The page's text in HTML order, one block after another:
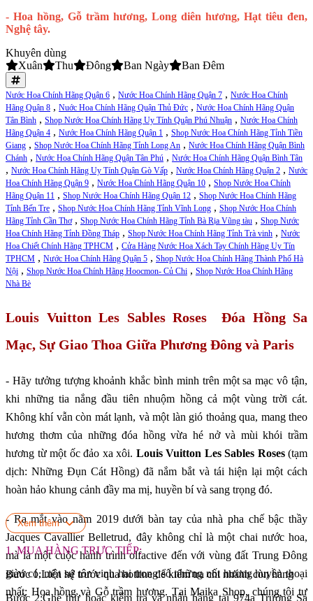
- Hoa hồng, Gỗ trầm hương, Long diên hương, Hạt tiêu đen,
Nghệ tây.
Khuyên dùng
Xuân
Thu Đông Ban Ngày Ban Đêm
Nước Hoa Chính Hãng Quận 6 , Nước Hoa Chính Hãng Quận 7 , Nước Hoa Chính
Hãng Quận 8 , Nuớc Hoa Chính Hãng Quận Thủ Đức , Nước Hoa Chính Hãng Quận
Tân Bình , Shop Nước Hoa Chính Hãng Uy Tính Quận Phú Nhuận , Nước Hoa Chính
Hãng Quận 4 , Nước Hoa Chính Hãng Quận 1 , Shop Nước Hoa Chính Hãng Tỉnh Tiền
Giang , Shop Nước Hoa Chính Hãng Tỉnh Long An , Nước Hoa Chính Hãng Quận Bình
Chánh , Nước Hoa Chính Hãng Quận Tân Phú , Nước Hoa Chính Hãng Quận Bình Tân
, Nước Hoa Chính Hãng Uy Tính Quận Gò Vấp , Nước Hoa Chính Hãng Quận 2 , Nước
Hoa Chính Hãng Quận 9 , Nước Hoa Chính Hãng Quận 10 , Shop Nước Hoa Chính
Hãng Quận 11 , Shop Nước Hoa Chính Hãng Quận 12 , Shop Nước Hoa Chính Hãng
Tỉnh Bến Tre , Shop Nước Hoa Chính Hãng Tỉnh Vĩnh Long , Shop Nước Hoa Chính
Hãng Tỉnh Cần Thơ , Shop Nước Hoa Chính Hãng Tỉnh Bà Rịa Vũng tàu , Shop Nước
Hoa Chính Hãng Tỉnh Đồng Tháp , Shop Nước Hoa Chính Hãng Tỉnh Trà vinh , Nước
Hoa Chiết Chính Hãng TPHCM , Cửa Hàng Nước Hoa Xách Tay Chính Hãng Uy Tín
TPHCM , Nước Hoa Chính Hãng Quận 5 , Shop Nước Hoa Chính Hãng Thành Phố Hà
Nội , Shop Nước Hoa Chính Hãng Hoocmon- Củ Chi , Shop Nước Hoa Chính Hãng
Nhà Bè
Louis Vuitton Les Sables Roses Đóa Hồng Sa
Mạc, Sự Giao Thoa Giữa Phương Đông và Paris
- Hãy tưởng tượng khoảnh khắc bình minh trên một sa mạc vô tận,
khi những tia nắng đầu tiên nhuộm hồng cả một vùng trời cát.
Không khí vẫn còn mát lạnh, và một làn gió thoảng qua, mang theo
hương thơm của những đóa hồng vừa hé nở và mùi khói trầm
hương từ một ốc đảo xa xôi. Louis Vuitton Les Sables Roses(tạm
dịch: Những Đụn Cát Hồng) đã nắm bắt và tái hiện lại một cách
hoàn hảo khung cảnh đầy ma mị, huyền bí và sang trọng đó.
- Ra mắt vào năm 2019 dưới bàn tay của nhà pha chế bậc thầy
Jacques Cavallier Belletrud, đây không chỉ là một chai nước hoa,
mà là một cuộc hành trình olfactive đến với vùng đất Trung Đông
giàu có, một sự tôn vinh hai trong số những nốt hương huyền thoại
nhất: Hoa hồng và Gỗ trầm hương. Tại Maika Shop, chúng tôi tự
Xem thêm
1. MUA HÀNG TRỰC TIẾP:
Bước 1:Liên hệ trước qua hotline để kiểm tra chi nhánh còn hàng
Bước 2:Ghé thử hoặc kiểm tra và nhận hàng tại 974a Trường Sa